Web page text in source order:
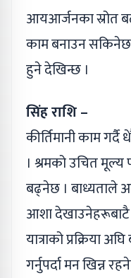
आयआर्जनका स्रोत
काम बनाउन
हुने देखिन्छ ।
सिंह राशि –
कीर्तिमानी काम
। श्रमको उचित मूल्य
बढ्‌नेछ । बाध्यताले
आशा देखाउनेहरूबाटै
यात्राको प्रक्रिया
गर्नुपर्दा मन खिन्न